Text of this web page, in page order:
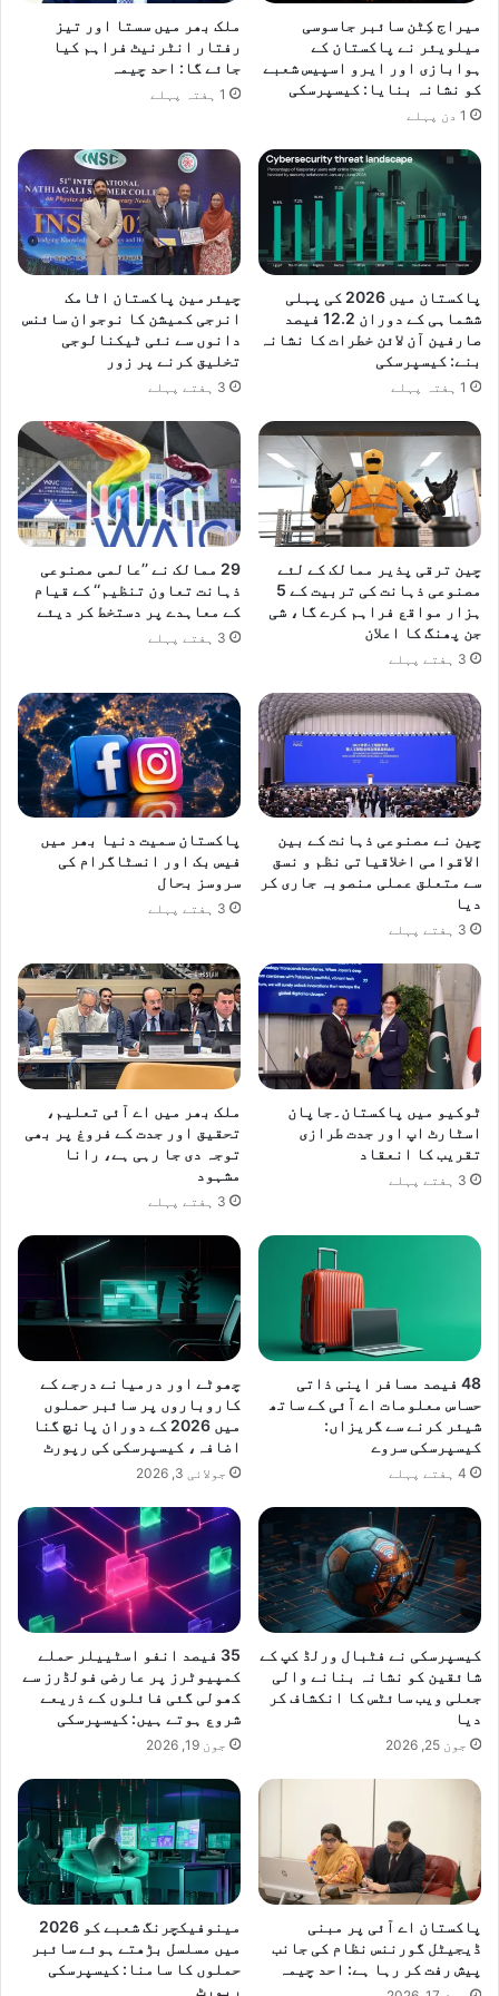
میراج کِٹن سائبر جاسوسی
میلویئر نے پاکستان کے
ہوابازی اور ایرو اسپیس شعبے
کو نشانہ بنایا: کیسپرسکی
1 دن پہلے
ملک بھر میں سستا اور تیز
رفتار انٹرنیٹ فراہم کیا
جائے گا: احد چیمہ
1 ہفتہ پہلے
پاکستان میں 2026 کی پہلی
ششماہی کے دوران 12.2 فیصد
صارفین آن لائن خطرات کا نشانہ
بنے: کیسپرسکی
1 ہفتہ پہلے
چیئرمین پاکستان اٹامک
انرجی کمیشن کا نوجوان سائنس
دانوں سے نئی ٹیکنالوجی
تخلیق کرنے پر زور
3 ہفتے پہلے
چین ترقی پذیر ممالک کے لئے
مصنوعی ذہانت کی تربیت کے 5
ہزار مواقع فراہم کرے گا، شی
جن پھنگ کا اعلان
3 ہفتے پہلے
29 ممالک نے ’’عالمی مصنوعی
ذہانت تعاون تنظیم‘‘ کے قیام
کے معاہدے پر دستخط کر دیئے
3 ہفتے پہلے
چین نے مصنوعی ذہانت کے بین
الاقوامی اخلاقیاتی نظم و نسق
سے متعلق عملی منصوبہ جاری کر
دیا
3 ہفتے پہلے
پاکستان سمیت دنیا بھر میں
فیس بک اور انسٹاگرام کی
سروسز بحال
3 ہفتے پہلے
ٹوکیو میں پاکستان۔جاپان
اسٹارٹ اپ اور جدت طرازی
تقریب کا انعقاد
3 ہفتے پہلے
ملک بھر میں اے آئی تعلیم،
تحقیق اور جدت کے فروغ پر بھی
توجہ دی جا رہی ہے، رانا
مشہود
3 ہفتے پہلے
48 فیصد مسافر اپنی ذاتی
حساس معلومات اے آئی کے ساتھ
شیئر کرنے سے گریزاں:
کیسپرسکی سروے
4 ہفتے پہلے
چھوٹے اور درمیانے درجے کے
کاروباروں پر سائبر حملوں
میں 2026 کے دوران پانچ گنا
اضافہ، کیسپرسکی کی رپورٹ
جولائی 3, 2026
کیسپرسکی نے فٹبال ورلڈ کپ کے
شائقین کو نشانہ بنانے والی
جعلی ویب سائٹس کا انکشاف کر
دیا
جون 25, 2026
35 فیصد انفو اسٹییلر حملے
کمپیوٹرز پر عارضی فولڈرز سے
کھولی گئی فائلوں کے ذریعے
شروع ہوتے ہیں: کیسپرسکی
جون 19, 2026
پاکستان اے آئی پر مبنی
ڈیجیٹل گورننس نظام کی جانب
پیش رفت کر رہا ہے: احد چیمہ
مینوفیکچرنگ شعبے کو 2026
میں مسلسل بڑھتے ہوئے سائبر
حملوں کا سامنا: کیسپرسکی
رپورٹ